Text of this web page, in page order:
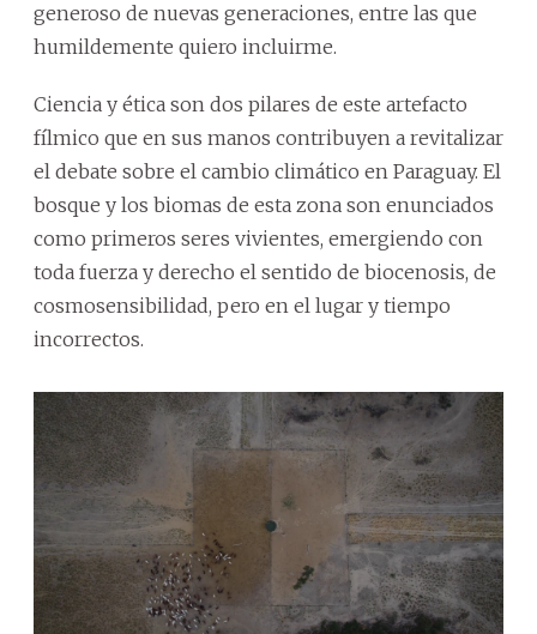
generoso de nuevas generaciones, entre las que
humildemente quiero incluirme.
Ciencia y ética son dos pilares de este artefacto
fílmico que en sus manos contribuyen a revitalizar
el debate sobre el cambio climático en Paraguay. El
bosque y los biomas de esta zona son enunciados
como primeros seres vivientes, emergiendo con
toda fuerza y derecho el sentido de biocenosis, de
cosmosensibilidad, pero en el lugar y tiempo
incorrectos.